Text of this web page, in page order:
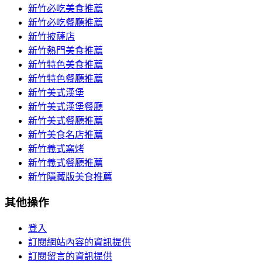
新竹必吃美食推薦
新竹必吃餐廳推薦
新竹披薩店
新竹熱門美食推薦
新竹特色美食推薦
新竹特色餐廳推薦
新竹美式漢堡
新竹美式漢堡餐廳
新竹美式餐廳推薦
新竹美食名店推薦
新竹義式窯烤
新竹義式餐廳推薦
新竹隱藏版美食推薦
其他操作
登入
訂閱網站內容的資訊提供
訂閱留言的資訊提供